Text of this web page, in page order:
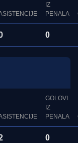
IZ
PENALA
0
GOLOVI
IZ
PENALA
0